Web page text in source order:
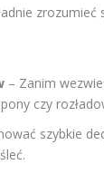
– Zanim
czy
szybkie